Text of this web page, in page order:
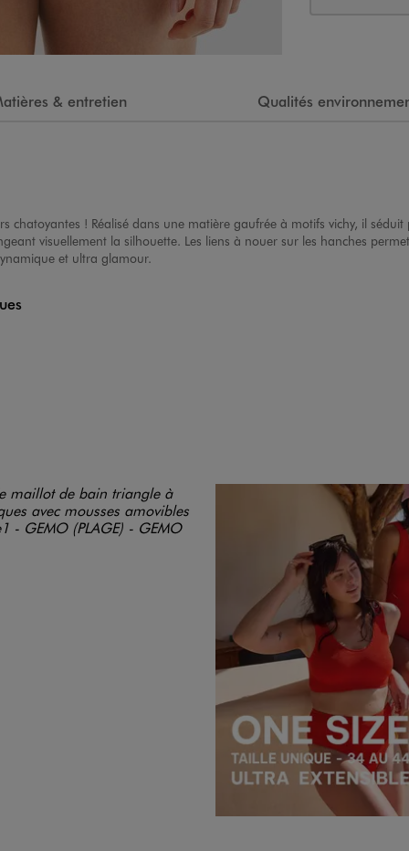
& entretien Qualités
chatoyantes ! Réalisé dans une matière gaufrée à motifs vichy, il
visuellement la silhouette. Les liens à nouer sur les hanches
et ultra glamour.